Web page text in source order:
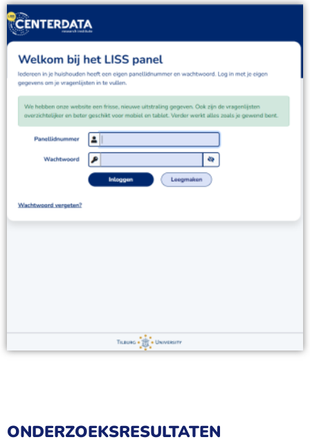
ONDERZOEKSRESULTATEN